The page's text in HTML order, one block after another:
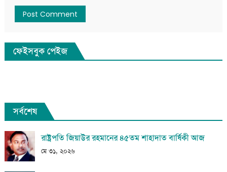
ফেইসবুক পেইজ
সর্বশেষ
রাষ্ট্রপতি জিয়াউর রহমানের ৪৫তম শাহাদাত বার্ষিকী আজ
মে ৩১, ২০২৬